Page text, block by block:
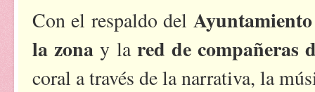
Con el respaldo del
la zona y la red de compañeras
coral a través de la narrativa, la